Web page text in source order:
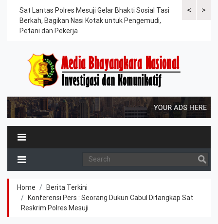
<
Sat Lantas Polres Mesuji Gelar Bhakti Sosial Tasi
Berkah, Bagikan Nasi Kotak untuk Pengemudi,
Petani dan Pekerja
Kapolres
>
Home
Berita Terkini
Konferensi Pers : Seorang Dukun Cabul Ditangkap Sat
Reskrim Polres Mesuji